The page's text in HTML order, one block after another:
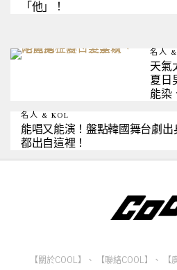
「他」！
名人
天氣
夏日
能染
名人 & KOL
能唱又能演！盤點韓國舞台劇
都出自這裡！
【關於COOL】 、 【聯絡COOL】 、 【